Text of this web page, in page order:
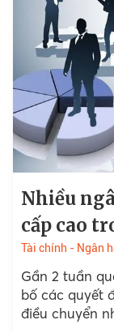
Nhiều
cấp cao
Tài chính - Ngân
Gần 2 tuần
bố các quyết
điều chuyển